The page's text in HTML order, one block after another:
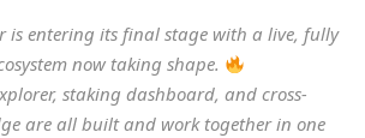
is entering its final stage with a live, fully
now taking shape.
staking dashboard, and cross-
are all built and work together in one